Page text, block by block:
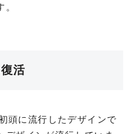
活
頭に流行したデザインで